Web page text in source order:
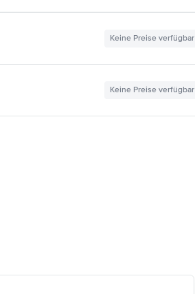
Keine Preise verfügbar
Keine Preise verfügbar